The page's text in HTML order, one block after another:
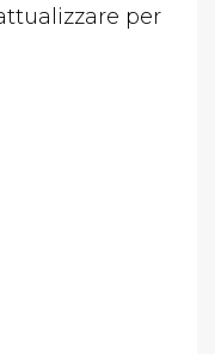
per